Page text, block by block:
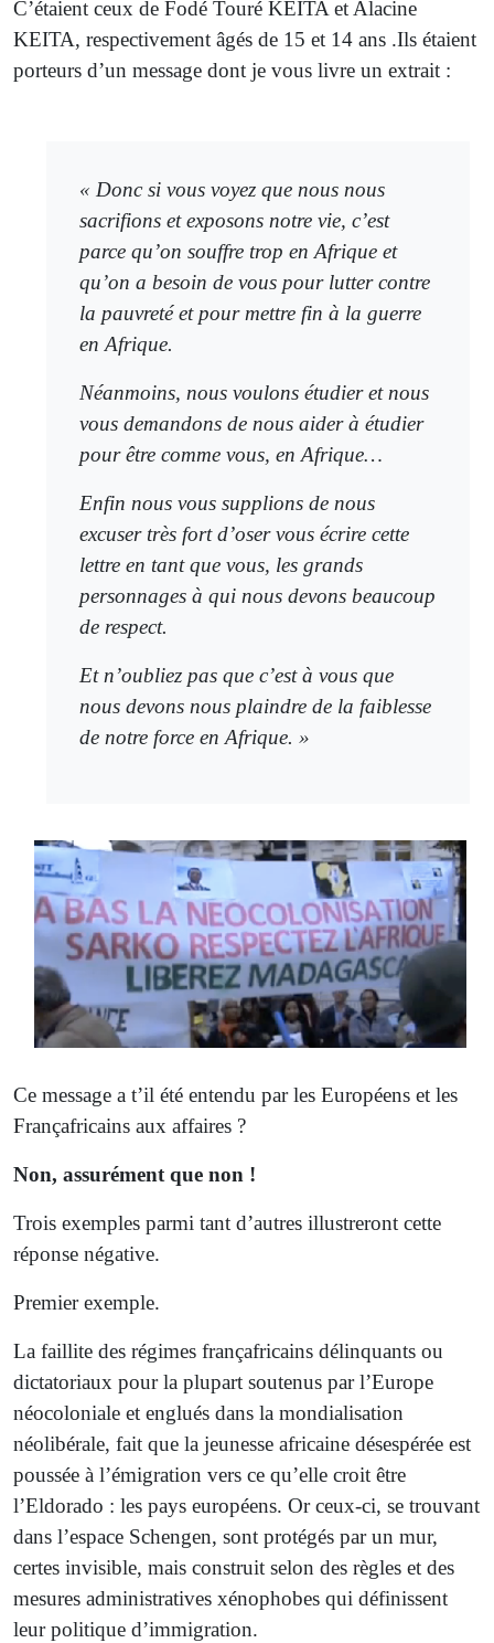
C’étaient ceux de Fodé Touré KEITA et Alacine
KEITA, respectivement âgés de 15 et 14 ans .Ils étaient
porteurs d’un message dont je vous livre un extrait :
« Donc si vous voyez que nous nous
sacrifions et exposons notre vie, c’est
parce qu’on souffre trop en Afrique et
qu’on a besoin de vous pour lutter contre
la pauvreté et pour mettre fin à la guerre
en Afrique.
Néanmoins, nous voulons étudier et nous
vous demandons de nous aider à étudier
pour être comme vous, en Afrique…
Enfin nous vous supplions de nous
excuser très fort d’oser vous écrire cette
lettre en tant que vous, les grands
personnages à qui nous devons beaucoup
de respect.
Et n’oubliez pas que c’est à vous que
nous devons nous plaindre de la faiblesse
de notre force en Afrique. »
Ce message a t’il été entendu par les Européens et les
Françafricains aux affaires ?
Non, assurément que non !
Trois exemples parmi tant d’autres illustreront cette
réponse négative.
Premier exemple.
La faillite des régimes françafricains délinquants ou
dictatoriaux pour la plupart soutenus par l’Europe
néocoloniale et englués dans la mondialisation
néolibérale, fait que la jeunesse africaine désespérée est
poussée à l’émigration vers ce qu’elle croit être
l’Eldorado : les pays européens. Or ceux-ci, se trouvant
dans l’espace Schengen, sont protégés par un mur,
certes invisible, mais construit selon des règles et des
mesures administratives xénophobes qui définissent
leur politique d’immigration.